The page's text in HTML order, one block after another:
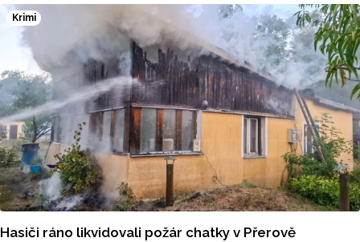
dražší. O 84 haléřů zdražila nafta, za litr teď řidiči dají
průměrně 44,84 koruny. Podle údajů společnosti CCS,
která ceny sleduje, je benzin v současnosti o 7,73 koruny
dražší než před rokem, za naftu tehdy motoristé platili
o 11,31 koruny méně.
Krimi
Hasiči ráno likvidovali požár chatky v Přerově